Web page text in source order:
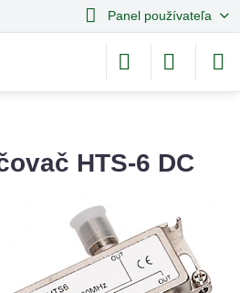
Panel používateľa
HTS-6 DC